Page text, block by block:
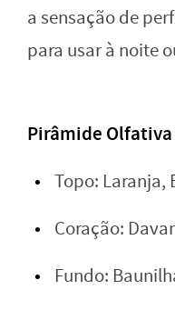
a sensação de
para usar à noite
Pirâmide Olfativa
Topo: Laranja,
Coração:
Fundo: